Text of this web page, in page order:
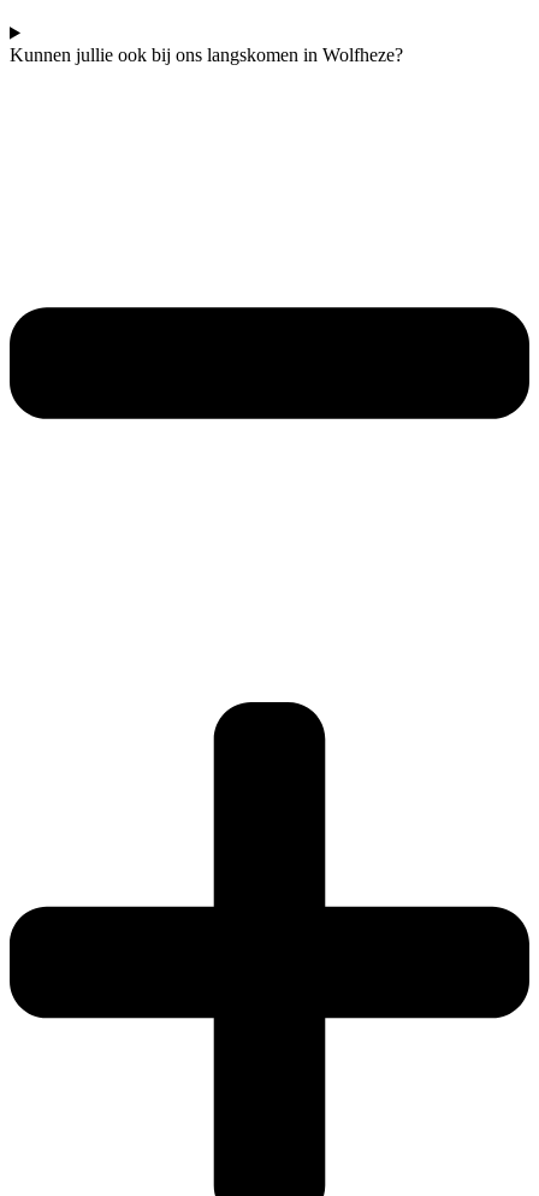
Kunnen jullie ook bij ons langskomen in Wolfheze?